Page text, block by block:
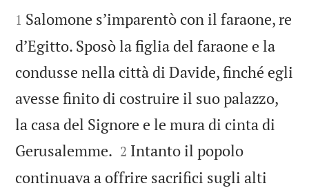


1 Salomone s’imparentò con il faraone, re
d’Egitto. Sposò la figlia del faraone e la
condusse nella città di Davide, finché egli
avesse finito di costruire il suo palazzo,
la casa del Signore e le mura di cinta di
Gerusalemme. 

2 Intanto il popolo
continuava a offrire sacrifici sugli alti